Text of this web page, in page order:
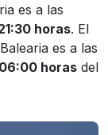
es a las
horas. El
es a las
06:00 horas del